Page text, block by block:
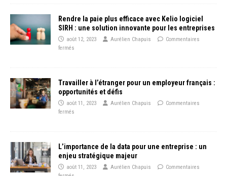
Rendre la paie plus efficace avec Kelio logiciel
SIRH : une solution innovante pour les entreprises
août 12, 2023 Aurélien Chapuis
Commentaires
fermés
Travailler à l’étranger pour un employeur français :
opportunités et défis
août 11, 2023 Aurélien Chapuis
Commentaires
fermés
L’importance de la data pour une entreprise : un
enjeu stratégique majeur
août 11, 2023 Aurélien Chapuis
Commentaires